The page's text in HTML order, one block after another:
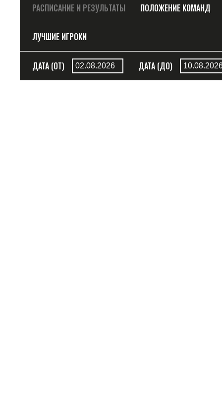
РАСПИСАНИЕ И РЕЗУЛЬТАТЫ ПОЛОЖЕНИЕ КОМАНД
ЛУЧШИЕ ИГРОКИ
ДАТА (ОТ) ДАТА (ДО)